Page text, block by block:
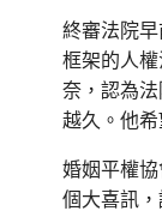
終審法院
框架的人
奈，認為
越久。他
婚姻平權
個大喜訊